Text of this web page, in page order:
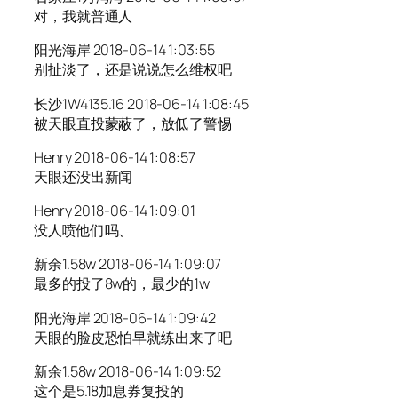
对，我就普通人
阳光海岸 2018-06-14 1:03:55
别扯淡了，还是说说怎么维权吧
长沙1W4135.16 2018-06-14 1:08:45
被天眼直投蒙蔽了，放低了警惕
Henry 2018-06-14 1:08:57
天眼还没出新闻
Henry 2018-06-14 1:09:01
没人喷他们吗、
新余1.58w 2018-06-14 1:09:07
最多的投了8w的，最少的1w
阳光海岸 2018-06-14 1:09:42
天眼的脸皮恐怕早就练出来了吧
新余1.58w 2018-06-14 1:09:52
这个是5.18加息券复投的